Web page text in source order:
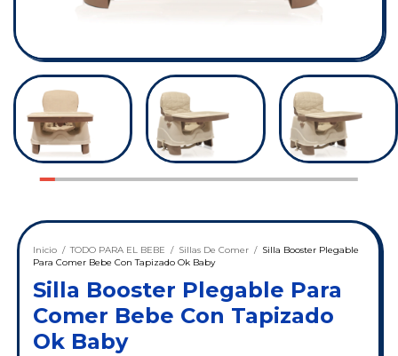
Inicio / TODO PARA EL BEBE / Sillas De Comer / Silla Booster Plegable
Para Comer Bebe Con Tapizado Ok Baby
Silla Booster Plegable Para
Comer Bebe Con Tapizado
Ok Baby